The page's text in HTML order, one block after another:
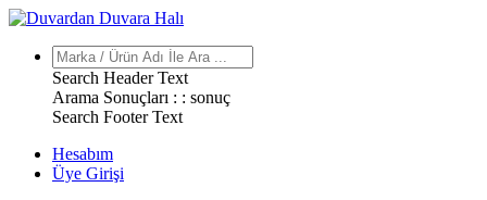
Search Header Text
Arama Sonuçları : : sonuç
Search Footer Text
Hesabım
Üye Girişi